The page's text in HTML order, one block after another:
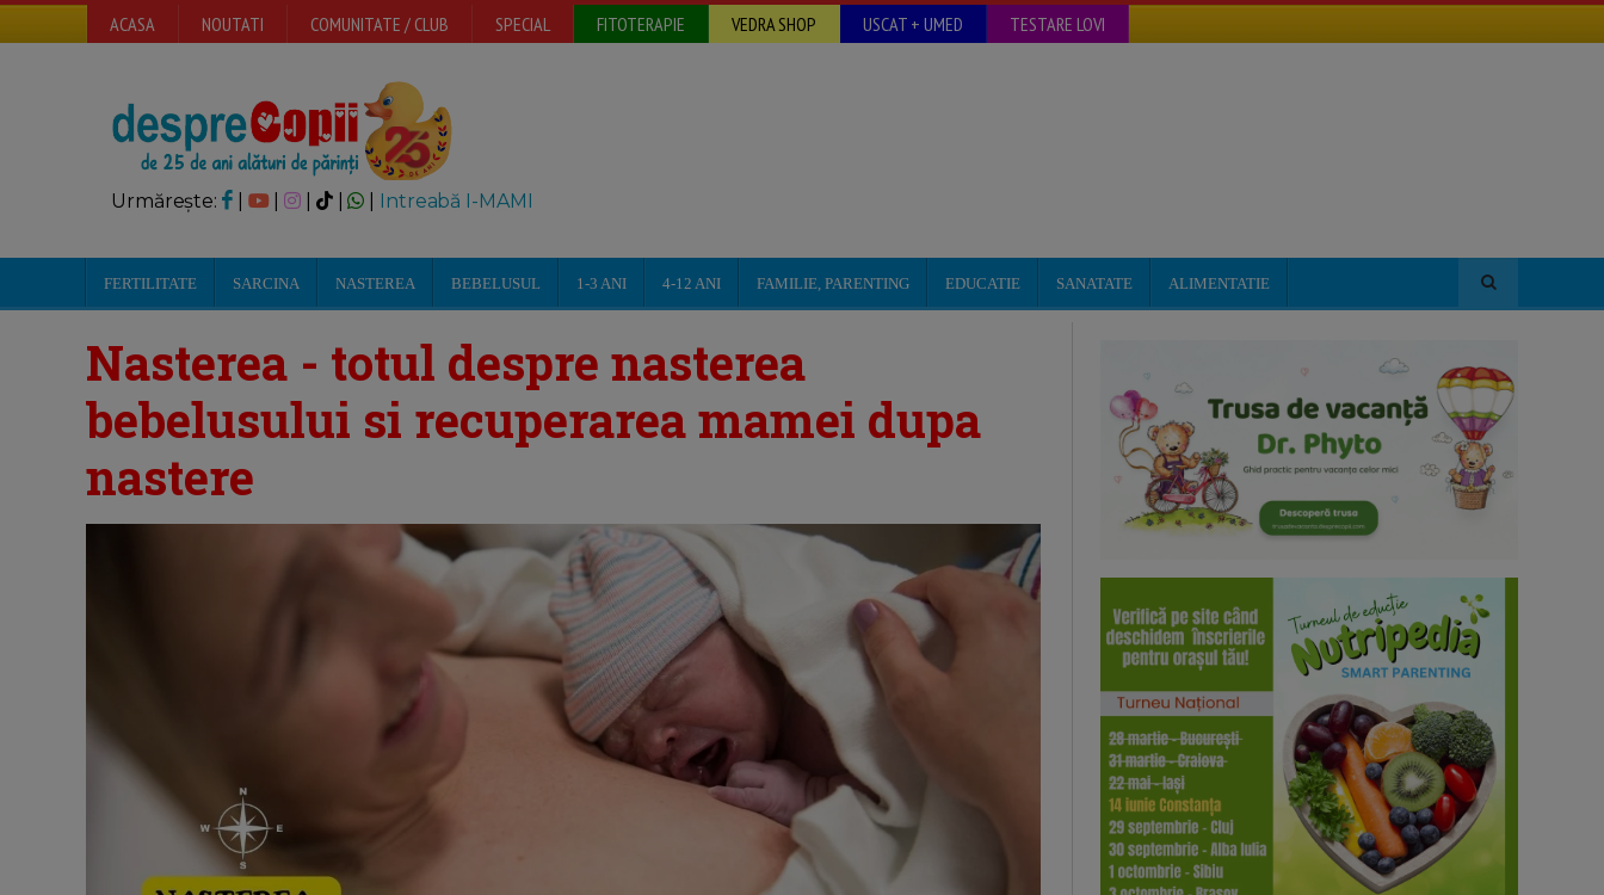
ACASA NOUTATI COMUNITATE / CLUB SPECIAL FITOTERAPIE VEDRA SHOP USCAT + UMED TESTARE LOVI
Urmărește: | | Intreabă I-MAMI
FERTILITATE SARCINA NASTEREA BEBELUSUL 1-3 ANI 4-12 ANI FAMILIE, PARENTING EDUCATIE SANATATE ALIMENTATIE
Nasterea - totul despre nasterea
bebelusului si recuperarea mamei dupa
nastere